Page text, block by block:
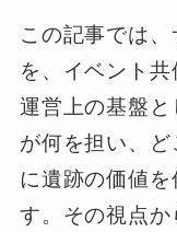
この記事では
を、イベント
運営上の基盤
が何を担い、ど
に遺跡の価値
す。その視点